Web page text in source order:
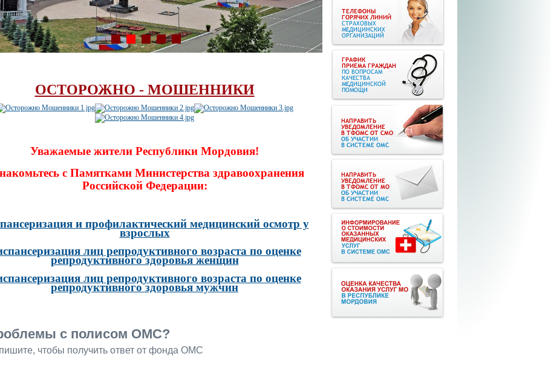
ОСТОРОЖНО - МОШЕННИКИ
Уважаемые жители Республики Мордовия!
с Памятками Министерства здравоохранения
Российской Федерации:
и профилактический медицинский осмотр у
взрослых
лиц репродуктивного возраста по оценке
репродуктивного здоровья женщин
лиц репродуктивного возраста по оценке
репродуктивного здоровья мужчин
с полисом ОМС?
чтобы получить ответ от фонда ОМС